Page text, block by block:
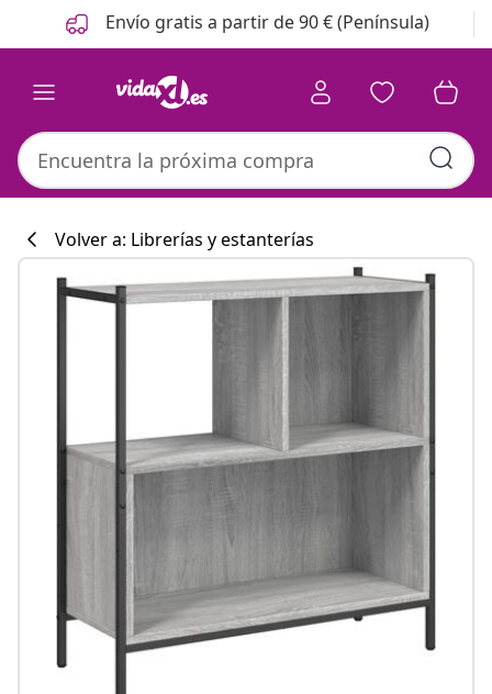
Anterior
Siguiente Envío gratis a partir de 90 € (Península)
Colección de
Volver a: Librerías y estanterías